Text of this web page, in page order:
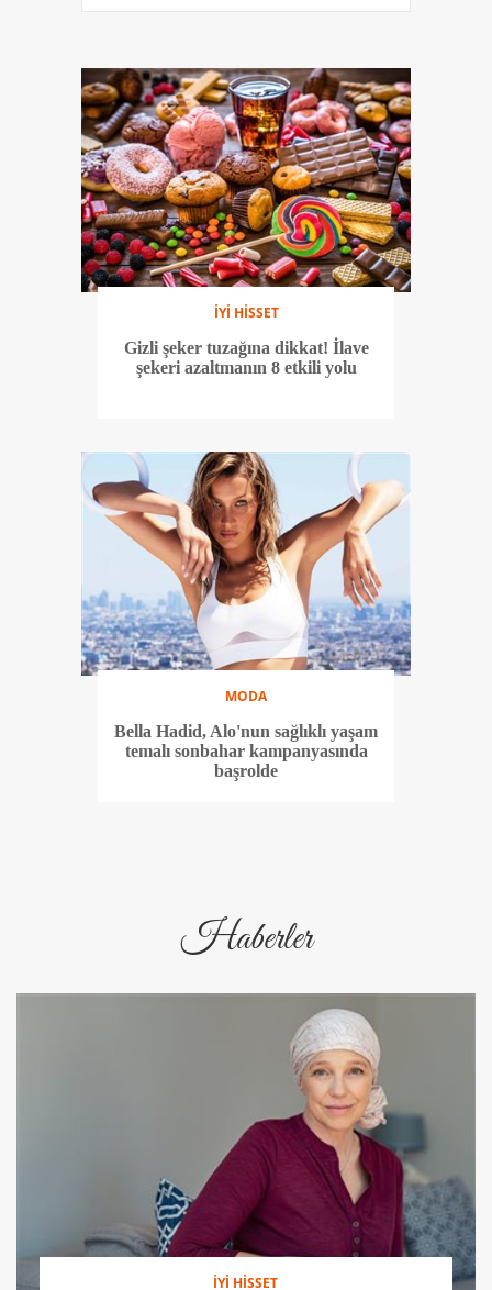
İYİ HİSSET
Gizli şeker tuzağına dikkat! İlave
şekeri azaltmanın 8 etkili yolu
MODA
Bella Hadid, Alo'nun sağlıklı yaşam
temalı sonbahar kampanyasında
başrolde
Haberler
İYİ HİSSET